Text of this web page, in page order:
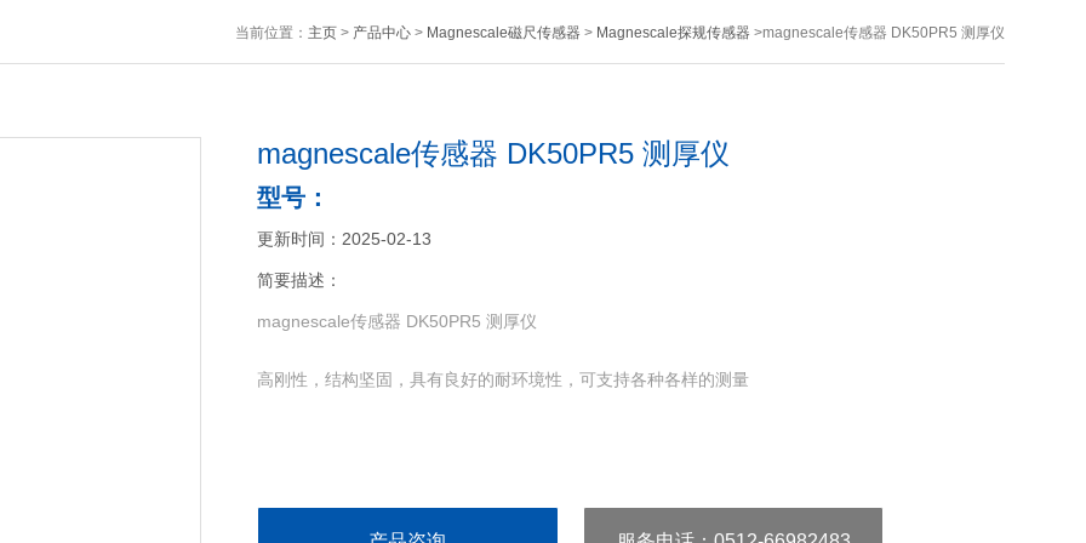
当前位置： 主页> 产品中心> Magnescale磁尺传感器 > Magnescale探规传感器 >magnescale传感器 DK50PR5 测厚仪
magnescale传感器 DK50PR5 测厚仪
型号：
更新时间：2025-02-13
简要描述：
magnescale传感器 DK50PR5 测厚仪
高刚性，结构坚固，具有良好的耐环境性，可支持各种各样的测量